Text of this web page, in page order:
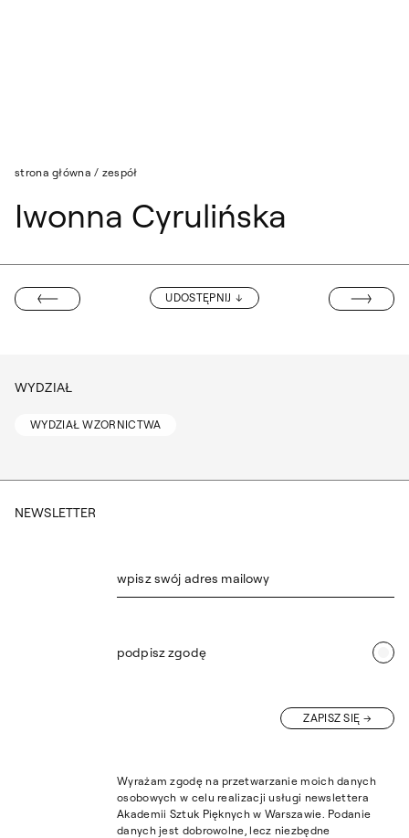
strona główna / zespół
Iwonna Cyrulińska
UDOSTĘPNIJ
POŁASKA
ANITA
WYDZIAŁ
WYDZIAŁ WZORNICTWA
NEWSLETTER
wpisz swój adres mailowy
podpisz zgodę
ZAPISZ SIĘ
Wyrażam zgodę na przetwarzanie moich danych
osobowych w celu realizacji usługi newslettera
Akademii Sztuk Pięknych w Warszawie. Podanie
danych jest dobrowolne, lecz niezbędne